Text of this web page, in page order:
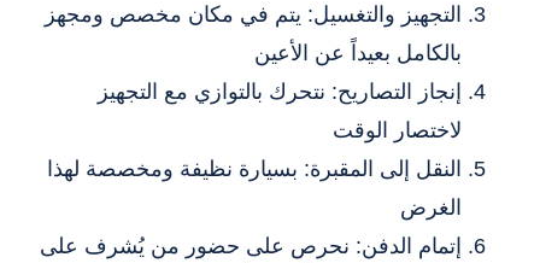
التجهيز والتغسيل: يتم في مكان مخصص ومجهز
بالكامل بعيداً عن الأعين
إنجاز التصاريح: نتحرك بالتوازي مع التجهيز
لاختصار الوقت
النقل إلى المقبرة: بسيارة نظيفة ومخصصة لهذا
الغرض
إتمام الدفن: نحرص على حضور من يُشرف على